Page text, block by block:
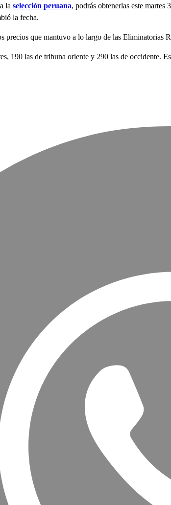
la selección peruana, podrás obtenerlas este
la fecha.
precios que mantuvo a lo largo de las Eliminatorias
190 las de tribuna oriente y 290 las de occidente.